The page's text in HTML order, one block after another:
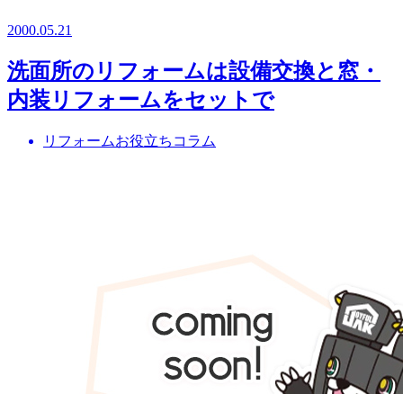
2000.05.21
洗面所のリフォームは設備交換と窓・
内装リフォームをセットで
リフォームお役立ちコラム